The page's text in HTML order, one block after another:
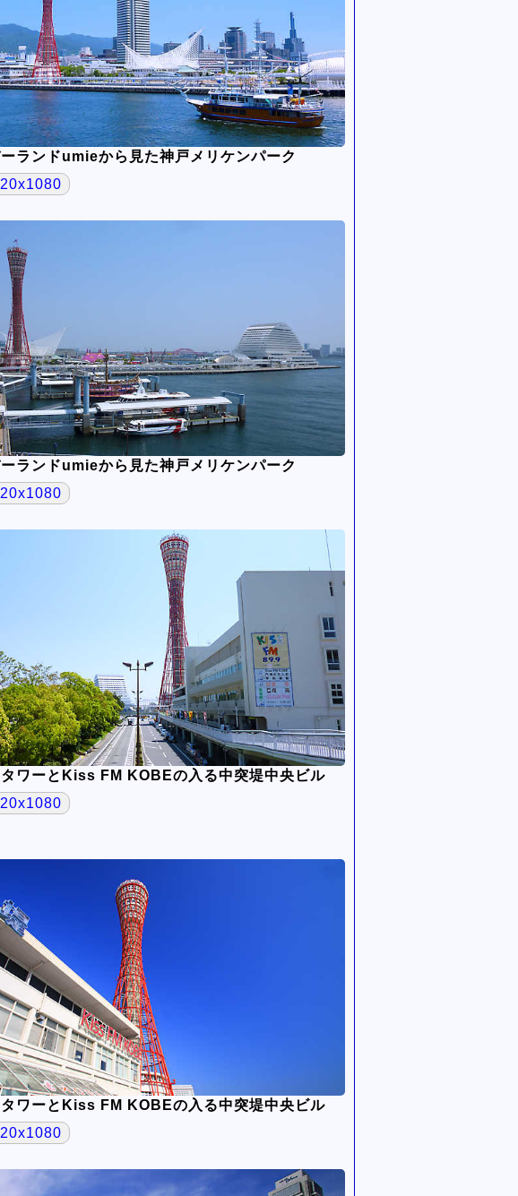
ランドumieから見た神戸メリケンパーク
ランドumieから見た神戸メリケンパーク
ワーとKiss FM KOBEの入る中突堤中央ビル
ワーとKiss FM KOBEの入る中突堤中央ビル